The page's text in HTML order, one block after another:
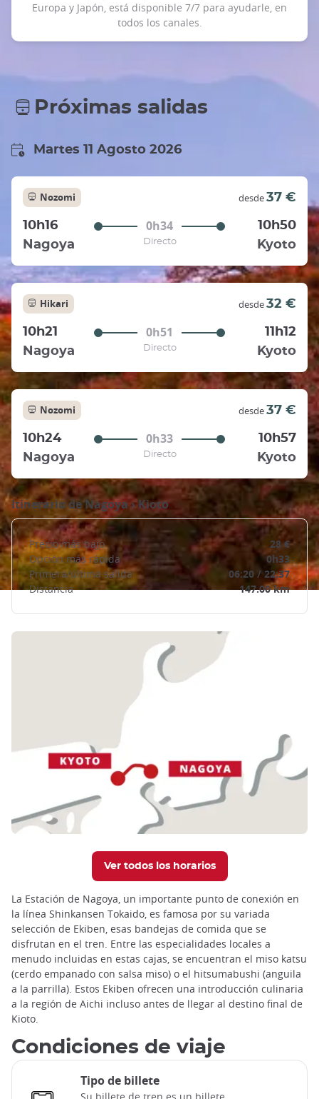
Europa y Japón, está disponible 7/7 para ayudarle, en
todos los canales.
Próximas salidas
Martes 11 Agosto 2026
Nozomi desde37 €
10h16 0h34
10h50
Nagoya
Directo Kyoto
Hikari desde32 €
10h21 0h51
11h12
Nagoya
Directo Kyoto
Nozomi desde37 €
10h24 0h33
10h57
Nagoya
Directo Kyoto
Itinerario deNagoya›Kioto
Precio más bajo
28 €
Opción más rápida
0h33
Primera/última salida
06:20 / 22:37
Distancia
147.00 km
Ver todos los horarios
La Estación de Nagoya, un importante punto de conexión en
la línea Shinkansen Tokaido, es famosa por su variada
selección de Ekiben, esas bandejas de comida que se
disfrutan en el tren. Entre las especialidades locales a
menudo incluidas en estas cajas, se encuentran el miso katsu
(cerdo empanado con salsa miso) o el hitsumabushi (anguila
a la parrilla). Estos Ekiben ofrecen una introducción culinaria
a la región de Aichi incluso antes de llegar al destino final de
Kioto.
Condiciones de viaje
Tipo de billete